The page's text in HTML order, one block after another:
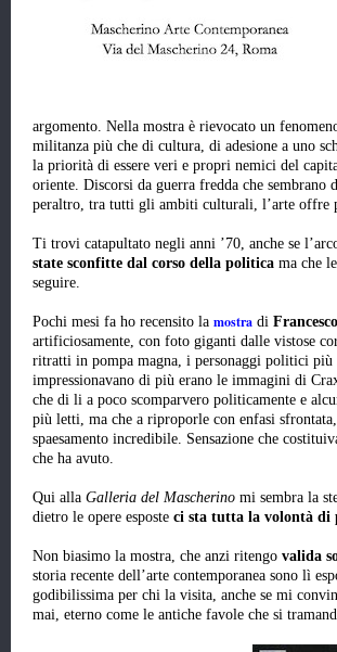
argomento. Nella mostra è rievocato un
militanza più che di cultura, di adesione a uno
la priorità di essere veri e propri nemici del
oriente. Discorsi da guerra fredda che sembrano
peraltro, tra tutti gli ambiti culturali, l’arte offre
Ti trovi catapultato negli anni ’70, anche se
state sconfitte dal corso della politica ma che
seguire.
Pochi mesi fa ho recensito la mostra di
artificiosamente, con foto giganti dalle vistose
ritratti in pompa magna, i personaggi politici
impressionavano di più erano le immagini di
che di li a poco scomparvero politicamente e
più letti, ma che a riproporle con enfasi
spaesamento incredibile. Sensazione che
che ha avuto.
Qui alla Galleria del Mascherino mi sembra la
dietro le opere esposte ci sta tutta la volontà di
Non biasimo la mostra, che anzi ritengo valida
storia recente dell’arte contemporanea sono lì
godibilissima per chi la visita, anche se mi
mai, eterno come le antiche favole che si